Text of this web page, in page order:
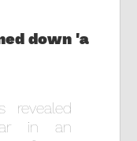
down 'a
revealed
in an